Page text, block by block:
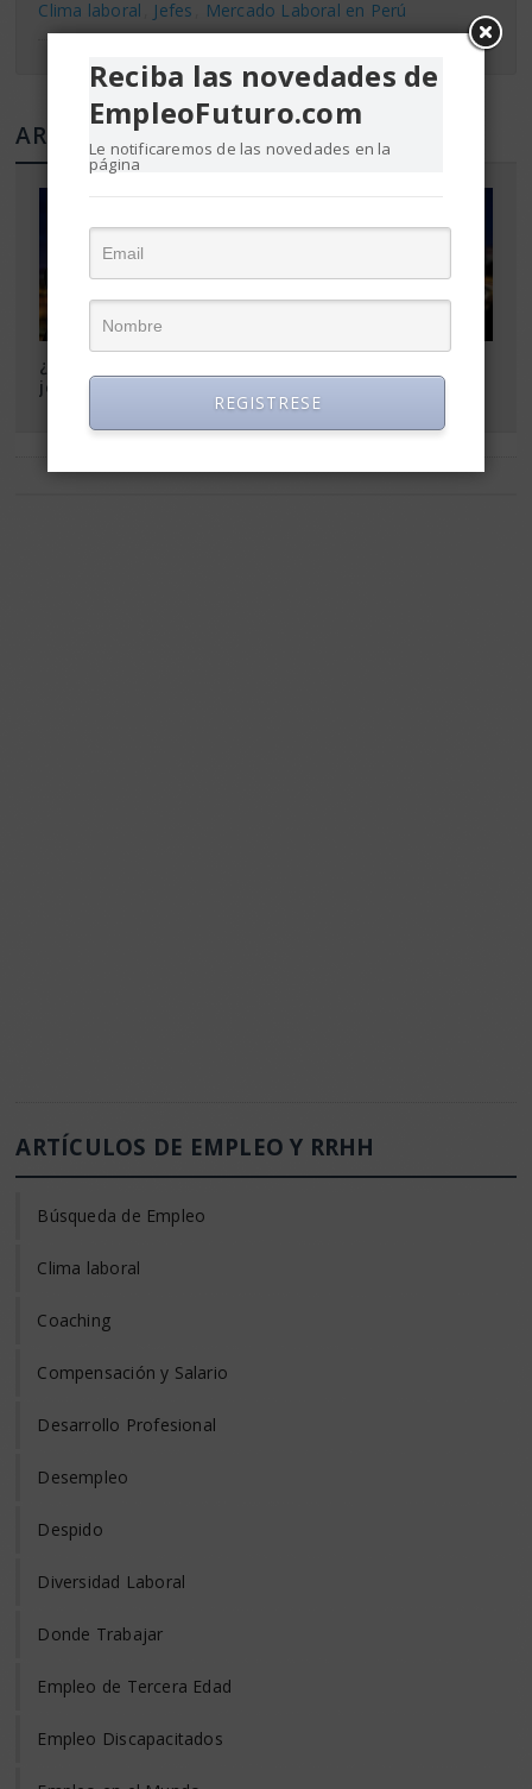
Clima laboral
Jefes Mercado Laboral en Perú
ARTÍCULOS RELACIONADOS
¿Qué hacer cuando tu
jefe no está?
muchos piensan
ARTÍCULOS DE EMPLEO Y RRHH
Búsqueda de Empleo
Clima laboral
Coaching
Compensación y Salario
Desarrollo Profesional
Desempleo
Despido
Diversidad Laboral
Donde Trabajar
Empleo de Tercera Edad
Empleo Discapacitados
Reciba las novedades de
EmpleoFuturo.com
Le notificaremos de las novedades en la
página
REGISTRESE